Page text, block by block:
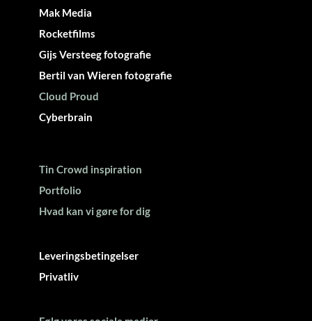
Mak Media
Rocketfilms
Gijs Versteeg fotografie
Bertil van Wieren fotografie
Cloud Proud
Cyberbrain
Tin Crowd inspiration
Portfolio
Hvad kan vi gøre for dig
Leveringsbetingelser
Privatliv